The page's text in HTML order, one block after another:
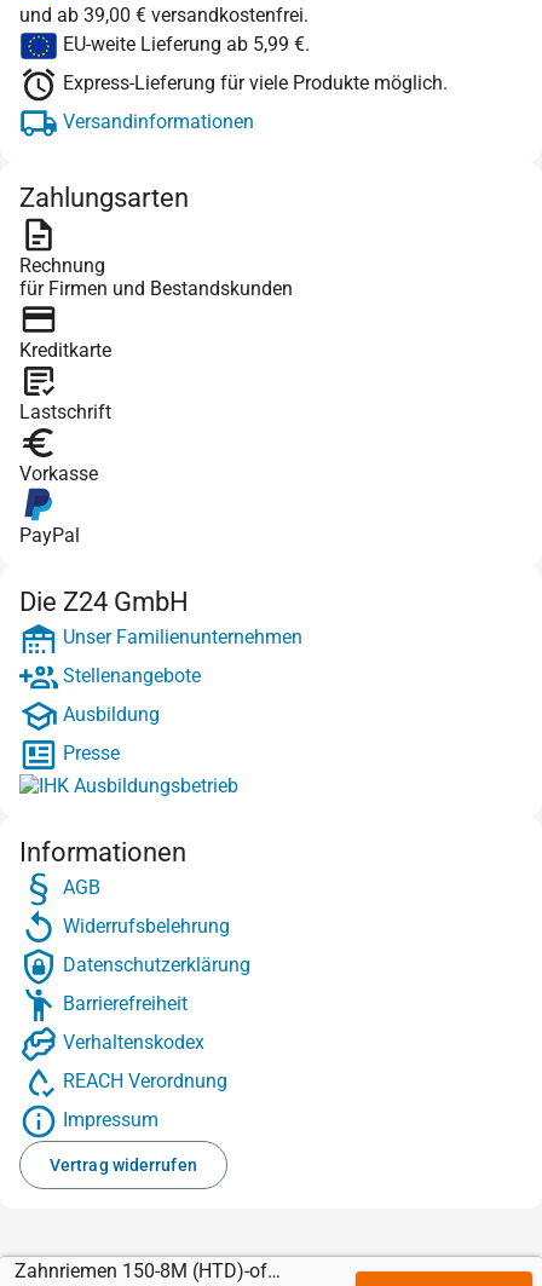
Zahnriemen 150-8M (HTD)-offen-PAZ-Stahl mit Linatrile orange 6,4 mm
und ab 39,00 € versandkostenfrei.
EU-weite Lieferung ab 5,99 €.
Express-Lieferung für viele Produkte möglich.
Versandinformationen
Zahlungsarten
Rechnung
für Firmen und Bestandskunden
Kreditkarte
Lastschrift
Vorkasse
PayPal
Die Z24 GmbH
Unser Familienunternehmen
Stellenangebote
Ausbildung
Presse
Informationen
AGB
Widerrufsbelehrung
Datenschutzerklärung
Barrierefreiheit
Verhaltenskodex
REACH Verordnung
Impressum
Vertrag widerrufen